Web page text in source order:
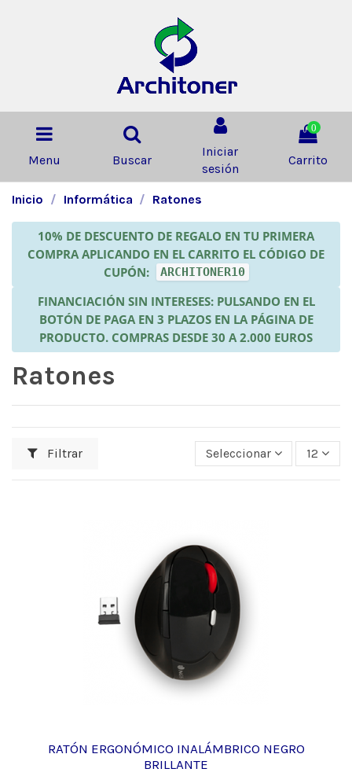
Menu Buscar
Iniciar
sesión
0
Carrito
Inicio Informática Ratones
10% DE DESCUENTO DE REGALO EN TU PRIMERA
COMPRA APLICANDO EN EL CARRITO EL CÓDIGO DE
CUPÓN:
ARCHITONER10
FINANCIACIÓN SIN INTERESES: PULSANDO EN EL
BOTÓN DE PAGA EN 3 PLAZOS EN LA PÁGINA DE
PRODUCTO. COMPRAS DESDE 30 A 2.000 EUROS
Ratones
Filtrar Seleccionar 12
RATÓN ERGONÓMICO INALÁMBRICO NEGRO
BRILLANTE